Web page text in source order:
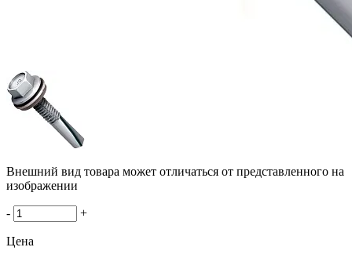
Внешний вид товара может отличаться от представленного на
изображении
- +
Цена